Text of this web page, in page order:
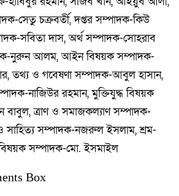
সেতু চক্রবর্তী, দপ্তর সম্পাদক-কিউ
সবিতা দাস, অর্থ সম্পাদক-সোহরাব
নুরুন আলম, আইন বিষয়ক সম্পাদক-
তথ্য ও গবেষণা সম্পাদক-আবুল হাসান,
নাজিউর রহমান, মুক্তিযুদ্ধ বিষয়ক
ত্রাণ ও সমাজকল্যাণ সম্পাদক-
ও সাহিত্য সম্পাদক-নজরুল ইসলাম, শ্রম-
সম্পাদক-মো. ইসমাইল
Box